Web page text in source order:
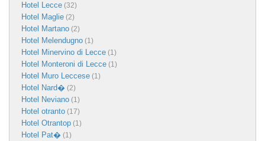
Hotel Lecce (32)
Hotel Maglie (2)
Hotel Martano (2)
Hotel Melendugno (1)
Hotel Minervino di Lecce (1)
Hotel Monteroni di Lecce (1)
Hotel Muro Leccese (1)
Hotel Nard� (2)
Hotel Neviano (1)
Hotel otranto (17)
Hotel Otrantop (1)
Hotel Pat� (1)